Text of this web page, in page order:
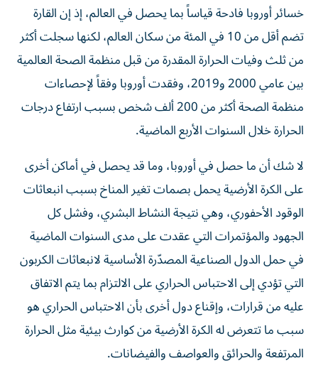
خسائر أوروبا فادحة قياساً بما يحصل في العالم، إذ إن القارة
تضم أقل من 10 في المئة من سكان العالم، لكنها سجلت أكثر
من ثلث وفيات الحرارة المقدرة من قبل منظمة الصحة العالمية
بين عامي 2000 و2019، وفقدت أوروبا وفقاً لإحصاءات
منظمة الصحة أكثر من 200 ألف شخص بسبب ارتفاع درجات
الحرارة خلال السنوات الأربع الماضية.
لا شك أن ما حصل في أوروبا، وما قد يحصل في أماكن أخرى
على الكرة الأرضية يحمل بصمات تغير المناخ بسبب انبعاثات
الوقود الأحفوري، وهي نتيجة النشاط البشري، وفشل كل
الجهود والمؤتمرات التي عقدت على مدى السنوات الماضية
في حمل الدول الصناعية المصدّرة الأساسية لانبعاثات الكربون
التي تؤدي إلى الاحتباس الحراري على الالتزام بما يتم الاتفاق
عليه من قرارات، وإقناع دول أخرى بأن الاحتباس الحراري هو
سبب ما تتعرض له الكرة الأرضية من كوارث بيئية مثل الحرارة
المرتفعة والحرائق والعواصف والفيضانات.